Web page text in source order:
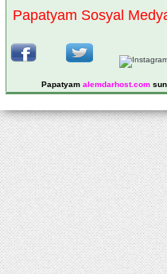
Papatyam Sosyal
Papatyam alemdarhost.com